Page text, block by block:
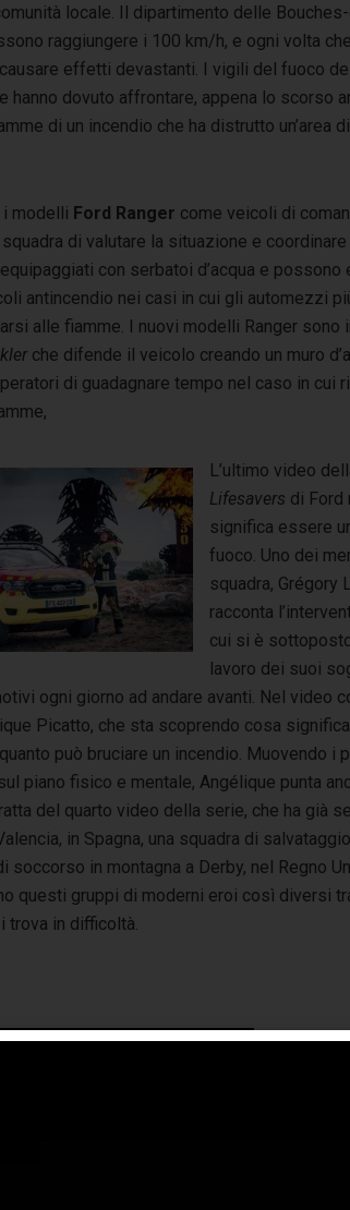
locale. Il dipartimento delle
raggiungere i 100 km/h, e ogni volta
effetti devastanti. I vigili del fuoco
dovuto affrontare, appena lo scorso
di un incendio che ha distrutto un’area
i modelli Ford Ranger come veicoli di
di valutare la situazione e coordinare
con serbatoi d’acqua e possono
antincendio nei casi in cui gli automezzi
alle fiamme. I nuovi modelli Ranger sono
che difende il veicolo creando un muro
di guadagnare tempo nel caso in cui
L’ultimo video
Lifesavers di Ford
significa essere
fuoco. Uno dei
squadra, Grégory
racconta
cui si è
lavoro dei suoi
ogni giorno ad andare avanti. Nel video
Picatto, che sta scoprendo cosa
può bruciare un incendio. Muovendo i
piano fisico e mentale, Angélique punta
del quarto video della serie, che ha già
in Spagna, una squadra di
soccorso in montagna a Derby, nel Regno
questi gruppi di moderni eroi così diversi
trova in difficoltà.